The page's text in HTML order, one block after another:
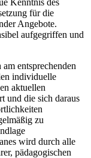
für die
Angebote.
aufgegriffen und
entsprechenden
individuelle
aktuellen
und die sich daraus
zu
wird durch alle
pädagogischen